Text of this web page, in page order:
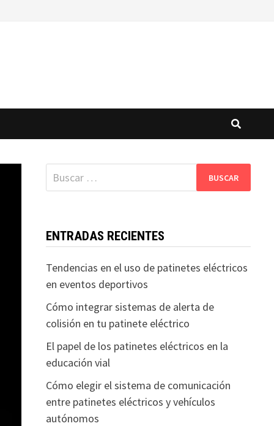
Buscar:
ENTRADAS RECIENTES
Tendencias en el uso de patinetes eléctricos
en eventos deportivos
Cómo integrar sistemas de alerta de
colisión en tu patinete eléctrico
El papel de los patinetes eléctricos en la
educación vial
Cómo elegir el sistema de comunicación
entre patinetes eléctricos y vehículos
autónomos